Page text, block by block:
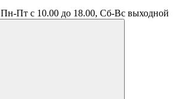
Пн-Пт с 10.00 до 18.00, Сб-Вс выходной